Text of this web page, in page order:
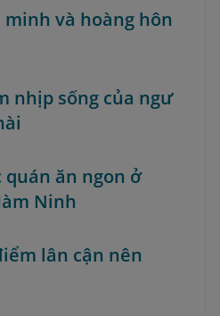
và hoàng hôn
nhịp sống của ngư
quán ăn ngon ở
Ninh
lân cận nên